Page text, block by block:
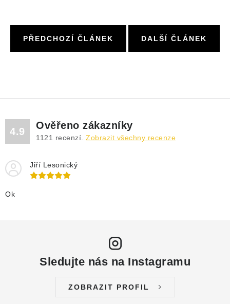
PŘEDCHOZÍ ČLÁNEK DALŠÍ ČLÁNEK
4.9
Ověřeno zákazníky
1121 recenzí. Zobrazit všechny recenze
Jiří Lesonický
Ok
Sledujte nás na Instagramu
ZOBRAZIT PROFIL